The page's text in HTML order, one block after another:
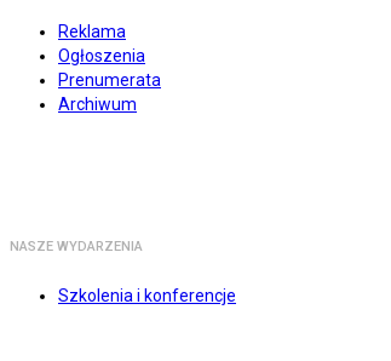
Reklama
Ogłoszenia
Prenumerata
Archiwum
NASZE WYDARZENIA
Szkolenia i konferencje